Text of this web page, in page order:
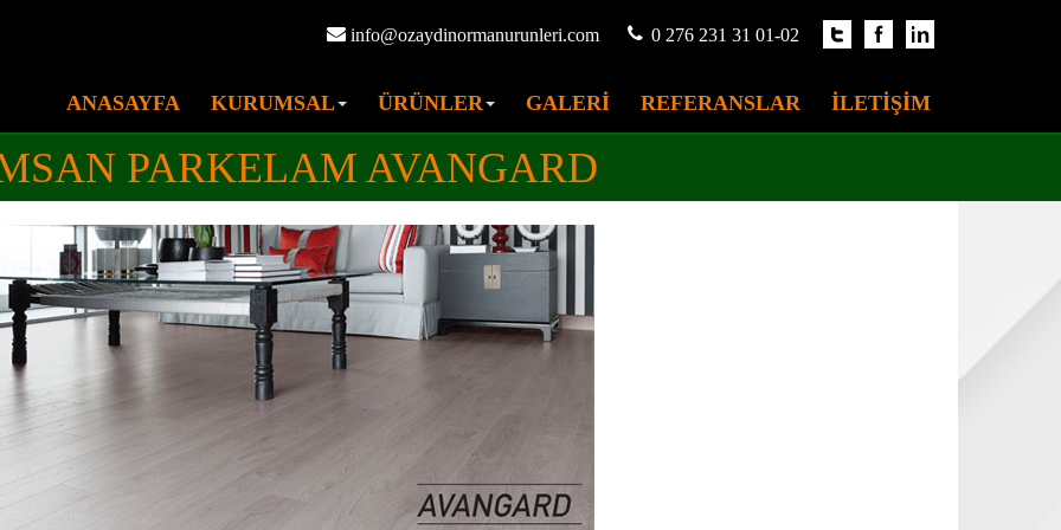
info@ozaydinormanurunleri.com 0 276 231 31 01-02
ANASAYFA KURUMSAL ÜRÜNLER GALERİ REFERANSLAR İLETİŞİM
PARKELAM AVANGARD